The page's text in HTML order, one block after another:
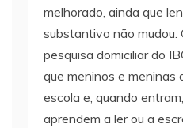
melhorado, ainda que
substantivo não mudou.
pesquisa domiciliar do
que meninos e meninas
escola e, quando
aprendem a ler ou a